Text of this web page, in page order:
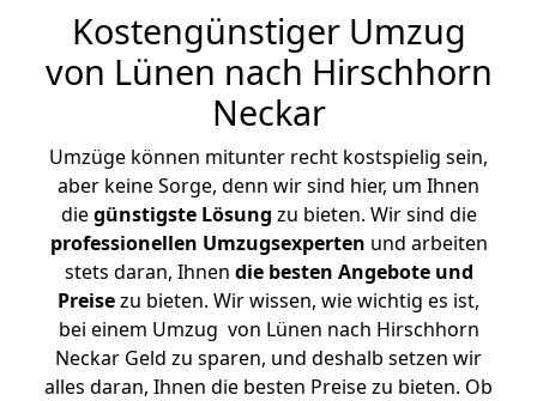
Kostengünstiger Umzug
von Lünen nach Hirschhorn
Neckar
Umzüge können mitunter recht kostspielig sein,
aber keine Sorge, denn wir sind hier, um Ihnen
diegünstigste Lösung zu bieten. Wir sind die
professionellen Umzugsexperten und arbeiten
stets daran, Ihnen die besten Angebote und
Preisezu bieten. Wir wissen, wie wichtig es ist,
bei einem Umzug von Lünen nach Hirschhorn
Neckar Geld zu sparen, und deshalb setzen wir
alles daran, Ihnen die besten Preise zu bieten. Ob